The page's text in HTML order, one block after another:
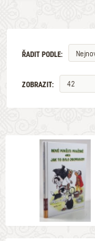
ŘADIT PODLE:
ZOBRAZIT: 42
VYDAVATELSTVÍ